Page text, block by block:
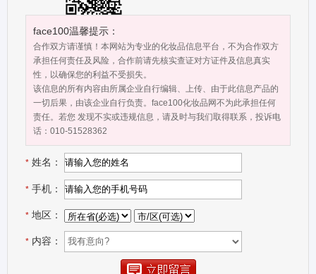
证。10万级化妆品净化车间及超临界液体萃取车间，原料来源：英
国、澳洲、美国、瑞士、意大利、法国、保加利亚、印度等国，专注
精油加工数十年，主做精油原料批发，主要经营精油原料，复方精油
批发，植物草本油批发生产，复方调理油批发，基础油批发，身体按
摩精油，固体精油加工，纯露花水，精油面膜，精油乳液，精油膏霜
代加工，化妆品代加工，眼部护理系列，生殖美疗系列等。 芳利精油
工厂拥有雄厚的技术力量和先进生产设备，成熟的加工工艺及完善的
质量保证体系，在国外与知名厂家 ULLR 、 CHEMOILE 等长期稳定
合作，在国内 ( 山东、云南、新疆等 ) 多处都有合作基地。坚持天
然，有机原料品质，打造纯净，自然，美丽的养生理念，为广大品牌
商，电商微商，美容院，养生馆高端定制加工，提供料体打样，包材
设计，产品备案，料体生产灌装一条龙服务！
face100温馨提示：
合作双方请谨慎！本网站为专业的化妆品信息平台，不为合作双方
承担任何责任及风险，合作前请先核实查证对方证件及信息真实
性，以确保您的利益不受损失。
该信息的所有内容由所属企业自行编辑、上传、由于此信息产品的
一切后果，由该企业自行负责。face100化妆品网不为此承担任何
责任。若您 发现不实或违规信息，请及时与我们取得联系，投诉电
话：010-51528362
* 姓名：
* 手机：
* 地区：
* 内容：